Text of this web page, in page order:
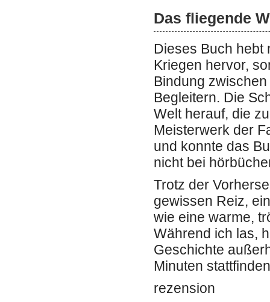
Das fliegende
Dieses Buch hebt
Kriegen hervor,
Bindung
Begleitern. Die
Welt herauf, die
Meisterwerk der
und konnte das
nicht bei
Trotz der
gewissen Reiz,
wie eine warme,
Während ich las,
Geschichte
Minuten
rezension